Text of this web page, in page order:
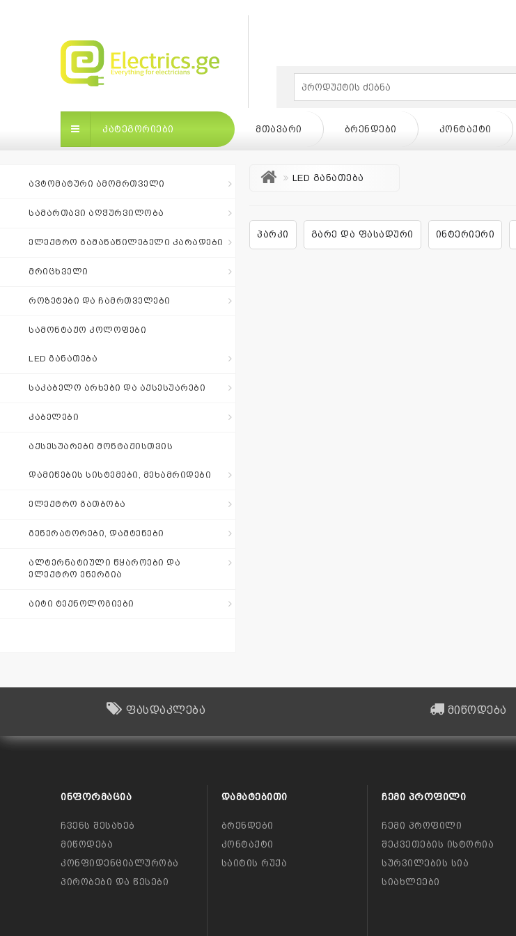
ᲙᲐᲢᲔᲒᲝᲠᲘᲔᲑᲘ ᲛᲗᲐᲕᲐᲠᲘ ᲑᲠᲔᲜᲓᲔᲑᲘ ᲙᲝᲜᲢᲐᲥᲢᲘ
თვის
+995 511 110
ᲙᲐᲢᲔᲒᲝᲠᲘᲔᲑᲘ ᲛᲗᲐᲕᲐᲠᲘ ᲑᲠᲔᲜᲓᲔᲑᲘ ᲙᲝᲜᲢᲐᲥᲢᲘ
ᲐᲕᲢᲝᲛᲐᲢᲣᲠᲘ ᲐᲛᲝᲛᲠᲗᲕᲔᲚᲘ
ᲡᲐᲛᲐᲠᲗᲐᲕᲘ ᲐᲦᲭᲣᲠᲕᲘᲚᲝᲑᲐ
ᲔᲚᲔᲥᲢᲠᲝ ᲒᲐᲛᲐᲜᲐᲬᲘᲚᲔᲑᲔᲚᲘ ᲙᲐᲠᲐᲓᲔᲑᲘ
ᲛᲠᲘᲪᲮᲕᲔᲚᲘ
ᲠᲝᲖᲔᲢᲔᲑᲘ ᲓᲐ ᲩᲐᲛᲠᲗᲕᲔᲚᲔᲑᲘ
ᲡᲐᲛᲝᲜᲢᲐᲟᲝ ᲙᲝᲚᲝᲤᲔᲑᲘ
LED ᲒᲐᲜᲐᲗᲔᲑᲐ
ᲡᲐᲙᲐᲑᲔᲚᲝ ᲐᲠᲮᲔᲑᲘ ᲓᲐ ᲐᲥᲡᲔᲡᲣᲐᲠᲔᲑᲘ
ᲙᲐᲑᲔᲚᲔᲑᲘ
ᲐᲥᲡᲔᲡᲣᲐᲠᲔᲑᲘ ᲛᲝᲜᲢᲐᲟᲘᲡᲗᲕᲘᲡ
ᲓᲐᲛᲘᲬᲔᲑᲘᲡ ᲡᲘᲡᲢᲔᲛᲔᲑᲘ, ᲛᲔᲮᲐᲛᲠᲘᲓᲔᲑᲘ
ᲔᲚᲔᲥᲢᲠᲝ ᲒᲐᲗᲑᲝᲑᲐ
ᲒᲔᲜᲔᲠᲐᲢᲝᲠᲔᲑᲘ, ᲓᲐᲛᲢᲔᲜᲔᲑᲘ
ᲐᲚᲢᲔᲠᲜᲐᲢᲘᲣᲚᲘ ᲬᲧᲐᲠᲝᲔᲑᲘ ᲓᲐ
ᲔᲚᲔᲥᲢᲠᲝ ᲔᲜᲔᲠᲒᲘᲐ
ᲐᲘᲢᲘ ᲢᲔᲥᲜᲝᲚᲝᲒᲘᲔᲑᲘ
LED განათება
პარკი გარე და ფასადური ინტერიერი
ფასდაკლება მიწოდება
ᲘᲜᲤᲝᲠᲛᲐᲪᲘᲐ
ჩვენს შესახებ
მიწოდება
კონფიდენციალურობა
პირობები და წესები
ᲓᲐᲛᲐᲢᲔᲑᲘᲗᲘ
ბრენდები
კონტაქტი
საიტის რუქა
ᲩᲔᲛᲘ ᲞᲠᲝᲤᲘᲚᲘ
ჩემი პროფილი
შეკვეთების ისტორია
სურვილების სია
სიახლეები